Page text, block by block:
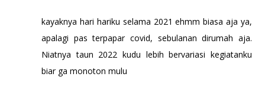
kayaknya hari hariku selama 2021 ehmm biasa aja ya,
apalagi pas terpapar covid, sebulanan dirumah aja.
Niatnya taun 2022 kudu lebih bervariasi kegiatanku
biar ga monoton mulu